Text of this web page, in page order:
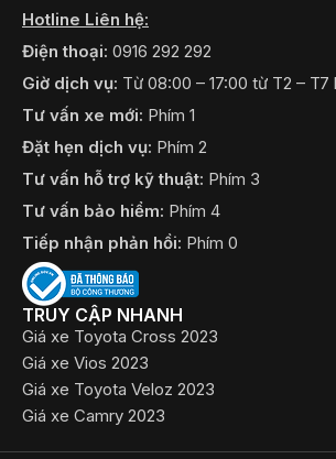
Hotline Liên hệ:
Điện thoại: 0916 292 292
Giờ dịch vụ: Từ 08:00 – 17:00 từ T2 – T7
Tư vấn xe mới: Phím 1
Đặt hẹn dịch vụ: Phím 2
Tư vấn hỗ trợ kỹ thuật: Phím 3
Tư vấn bảo hiểm: Phím 4
Tiếp nhận phản hồi: Phím 0
TRUY CẬP NHANH
Giá xe Toyota Cross 2023
Giá xe Vios 2023
Giá xe Toyota Veloz 2023
Giá xe Camry 2023